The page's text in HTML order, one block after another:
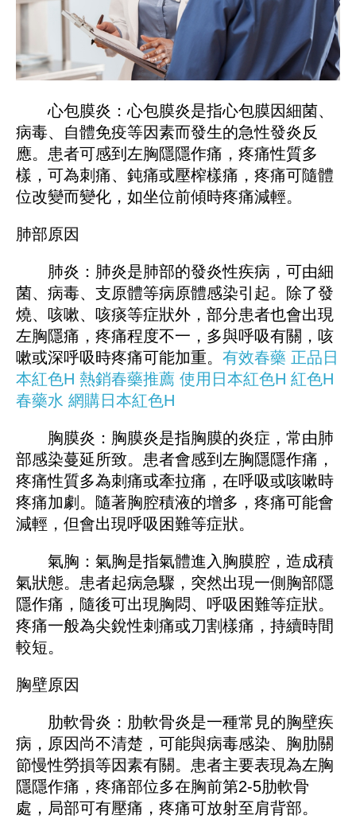
心包膜炎：心包膜炎是指心包膜因細菌、
病毒、自體免疫等因素而發生的急性發炎反
應。患者可感到左胸隱隱作痛，疼痛性質多
樣，可為刺痛、鈍痛或壓榨樣痛，疼痛可隨體
位改變而變化，如坐位前傾時疼痛減輕。
肺部原因
肺炎：肺炎是肺部的發炎性疾病，可由細
菌、病毒、支原體等病原體感染引起。除了發
燒、咳嗽、咳痰等症狀外，部分患者也會出現
左胸隱痛，疼痛程度不一，多與呼吸有關，咳
嗽或深呼吸時疼痛可能加重。 有效春藥 正品日
本紅色H 熱銷春藥推薦 使用日本紅色H 紅色H
春藥水 網購日本紅色H
胸膜炎：胸膜炎是指胸膜的炎症，常由肺
部感染蔓延所致。患者會感到左胸隱隱作痛，
疼痛性質多為刺痛或牽拉痛，在呼吸或咳嗽時
疼痛加劇。隨著胸腔積液的增多，疼痛可能會
減輕，但會出現呼吸困難等症狀。
氣胸：氣胸是指氣體進入胸膜腔，造成積
氣狀態。患者起病急驟，突然出現一側胸部隱
隱作痛，隨後可出現胸悶、呼吸困難等症狀。
疼痛一般為尖銳性刺痛或刀割樣痛，持續時間
較短。
胸壁原因
肋軟骨炎：肋軟骨炎是一種常見的胸壁疾
病，原因尚不清楚，可能與病毒感染、胸肋關
節慢性勞損等因素有關。患者主要表現為左胸
隱隱作痛，疼痛部位多在胸前第2-5肋軟骨
處，局部可有壓痛，疼痛可放射至肩背部。